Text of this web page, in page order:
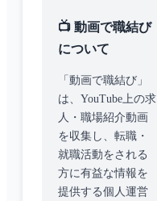
📺 動画で職結び
について
「動画で職結び」
は、YouTube上の求
人・職場紹介動画
を収集し、転職・
就職活動をされる
方に有益な情報を
提供する個人運営